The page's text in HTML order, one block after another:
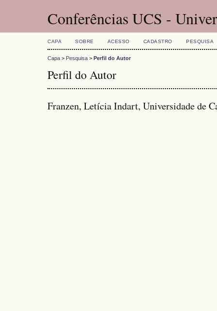
Conferências UCS -
CAPA SOBRE ACESSO CADASTRO PESQUISA
Capa > Pesquisa > Perfil do Autor
Perfil do Autor
Franzen, Letícia Indart, Universidade de